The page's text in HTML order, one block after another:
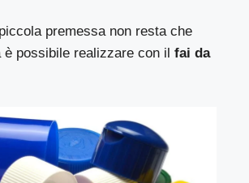
premessa non resta che
è possibile realizzare con ilfai da